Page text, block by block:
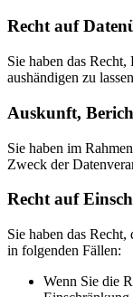
Recht auf
Sie haben das
aushändigen zu
Auskunft,
Sie haben im
Zweck der
Recht auf
Sie haben das
in folgenden Fällen:
Wenn Sie die